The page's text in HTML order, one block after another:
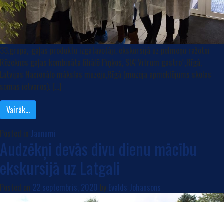
33.grupa,-gaļas produktu izgatavotāji, ekskursijā uz pelmeņu ražotni
Rēzeknes gaļas kombināta filiālē Piņķos, SIA”Vitrum gastro”,Rīgā,
Latvijas Nacionālo mākslas muzeju,Rīgā (muzeja apmeklējums skolas
somas ietvaros). […]
Vairāk…
Posted in Jaunumi
Audzēkņi devās divu dienu mācību
ekskursijā uz Latgali
Posted on 22 septembris, 2020 by Evalds Johansons